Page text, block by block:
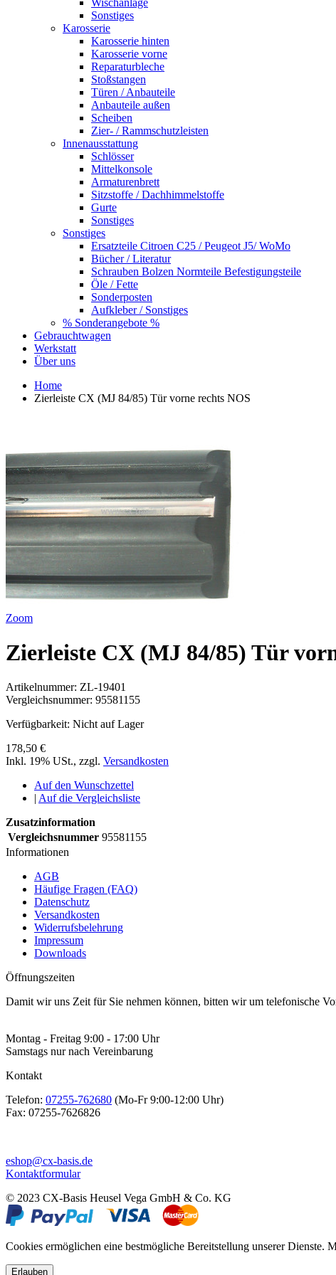
Sonstiges
Karosserie
Karosserie hinten
Karosserie vorne
Reparaturbleche
Stoßstangen
Türen / Anbauteile
Anbauteile außen
Scheiben
Zier- / Rammschutzleisten
Innenausstattung
Schlösser
Mittelkonsole
Armaturenbrett
Sitzstoffe / Dachhimmelstoffe
Gurte
Sonstiges
Sonstiges
Ersatzteile Citroen C25 / Peugeot J5/ WoMo
Bücher / Literatur
Schrauben Bolzen Normteile Befestigungsteile
Öle / Fette
Sonderposten
Aufkleber / Sonstiges
% Sonderangebote %
Gebrauchtwagen
Werkstatt
Über uns
Home
Zierleiste CX (MJ 84/85) Tür vorne rechts NOS
Zoom
Zierleiste CX (MJ 84/85) Tür
Artikelnummer: ZL-19401
Vergleichsnummer: 95581155
Verfügbarkeit: Nicht auf Lager
178,50 €
Inkl. 19% USt., zzgl. Versandkosten
Auf den Wunschzettel
| Auf die Vergleichsliste
Zusatzinformation
Vergleichsnummer 95581155
Informationen
AGB
Häufige Fragen (FAQ)
Datenschutz
Versandkosten
Widerrufsbelehrung
Impressum
Downloads
Öffnungszeiten
Damit wir uns Zeit für Sie nehmen können, bitten wir um telefonische
Montag - Freitag 9:00 - 17:00 Uhr
Samstags nur nach Vereinbarung
Kontakt
Telefon: 07255-762680 (Mo-Fr 9:00-12:00 Uhr)
Fax: 07255-7626826
eshop@cx-basis.de
Kontaktformular
© 2023 CX-Basis Heusel Vega GmbH & Co. KG
Cookies ermöglichen eine bestmögliche Bereitstellung unserer Dienste.
Erlauben